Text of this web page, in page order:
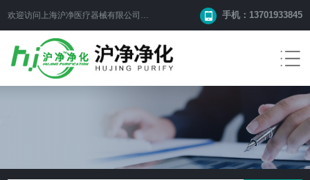
欢迎访问上海沪净医疗器械有限公司网站！ 手机：13701933845